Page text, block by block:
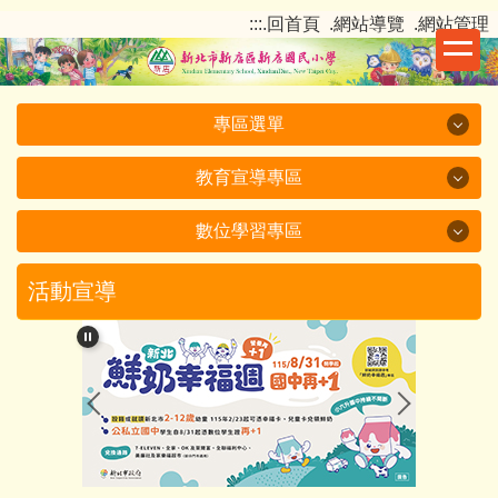
到
主
容
:::.回首頁 .網站導覽 .網站管理
專區選單
115 新店國小一年級新生入學網
我們的新店國小
新店國小影音
校長室
教育宣導專區
教育部
新北市政府
其他單位宣導
新店國小課程計畫備查
數位學習專區
數位學習專區
閱讀活動
數位學習
學生資訊教育活動
活動宣導